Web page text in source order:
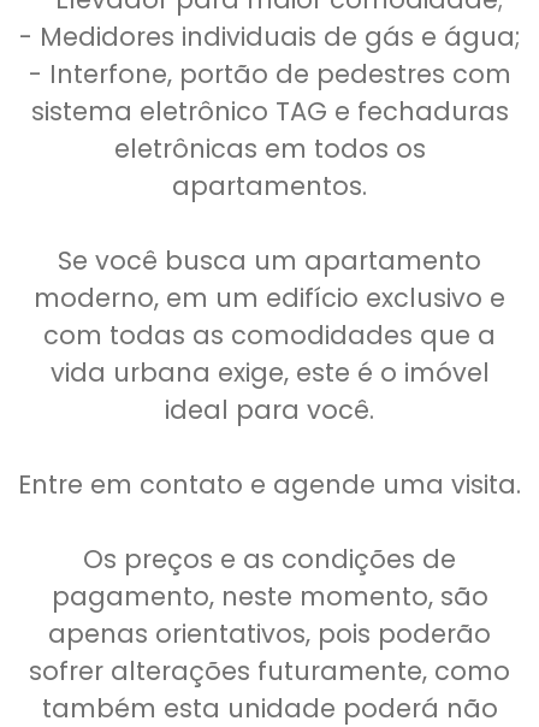
- Medidores individuais de gás e água;
- Interfone, portão de pedestres com
sistema eletrônico TAG e fechaduras
eletrônicas em todos os
apartamentos.
Se você busca um apartamento
moderno, em um edifício exclusivo e
com todas as comodidades que a
vida urbana exige, este é o imóvel
ideal para você.
Entre em contato e agende uma visita.
Os preços e as condições de
pagamento, neste momento, são
apenas orientativos, pois poderão
sofrer alterações futuramente, como
também esta unidade poderá não